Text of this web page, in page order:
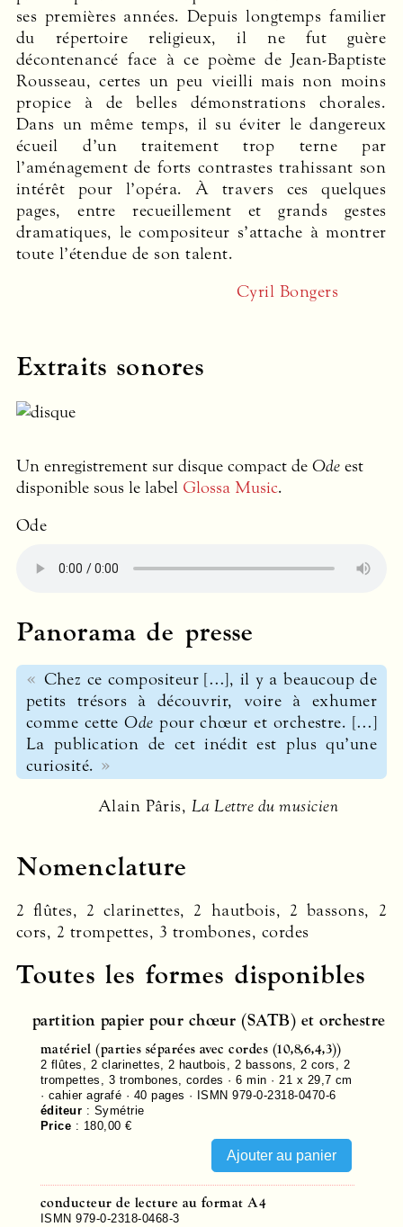
ses premières années. Depuis longtemps familier
du répertoire religieux, il ne fut guère
décontenancé face à ce poème de Jean-Baptiste
Rousseau, certes un peu vieilli mais non moins
propice à de belles démonstrations chorales.
Dans un même temps, il su éviter le dangereux
écueil d’un traitement trop terne par
l’aménagement de forts contrastes trahissant son
intérêt pour l’opéra. À travers ces quelques
pages, entre recueillement et grands gestes
dramatiques, le compositeur s’attache à montrer
toute l’étendue de son talent.
Cyril Bongers
Extraits sonores
Un enregistrement sur disque compact de Ode est
disponible sous le label Glossa Music.
Ode
Panorama de presse
Chez ce compositeur […], il y a beaucoup de
petits trésors à découvrir, voire à exhumer
comme cetteOde pour chœur et orchestre. […]
La publication de cet inédit est plus qu’une
curiosité.
Alain Pâris, La Lettre du musicien
Nomenclature
2 flûtes, 2 clarinettes, 2 hautbois, 2 bassons, 2
cors, 2 trompettes, 3 trombones, cordes
Toutes les formes disponibles
partition papier pour chœur (SATB) et orchestre
matériel (parties séparées avec cordes (10,8,6,4,3))
2 flûtes, 2 clarinettes, 2 hautbois, 2 bassons, 2 cors, 2
trompettes, 3 trombones, cordes · 6 min · 21 x 29,7 cm
· cahier agrafé · 40 pages ·
ISMN 979-0-2318-0470-6
éditeur : Symétrie
Price : 180,00 €
conducteur de lecture au format A4
ISMN 979-0-2318-0468-3